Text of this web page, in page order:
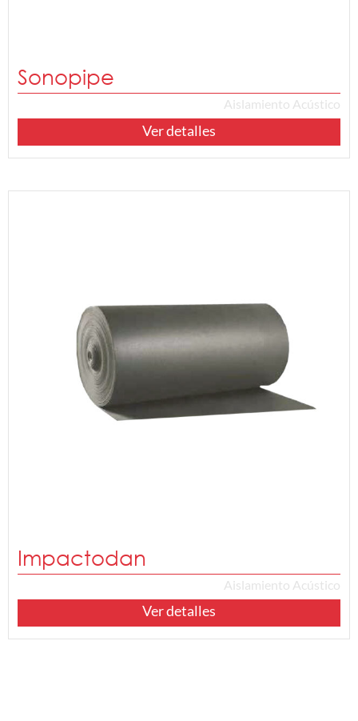
Sonopipe
Aislamiento Acústico
Ver detalles
Impactodan
Aislamiento Acústico
Ver detalles